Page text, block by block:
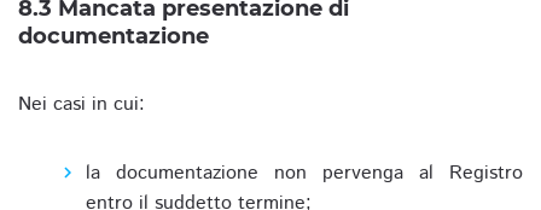
8.3 Mancata presentazione di
documentazione
Nei casi in cui:
la documentazione non pervenga al Registro
entro il suddetto termine;